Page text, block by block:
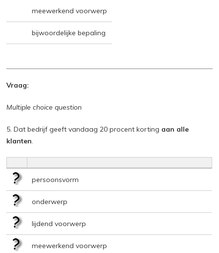
meewerkend voorwerp
bijwoordelijke bepaling
Vraag:
Multiple choice question
5. Dat bedrijf geeft vandaag 20 procent korting aan alle
klanten.
persoonsvorm
onderwerp
lijdend voorwerp
meewerkend voorwerp